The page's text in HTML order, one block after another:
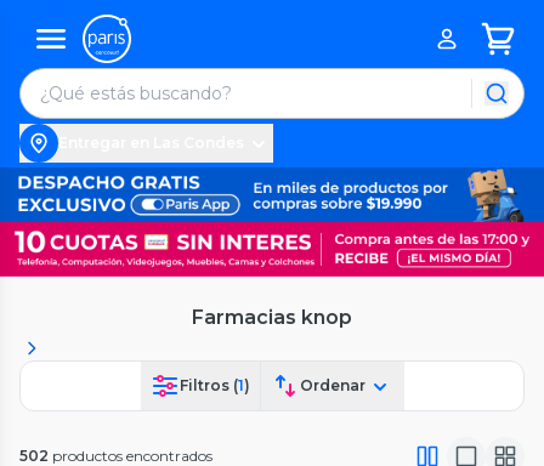
Farmacias knop
Filtros (1) Ordenar
502 productos encontrados